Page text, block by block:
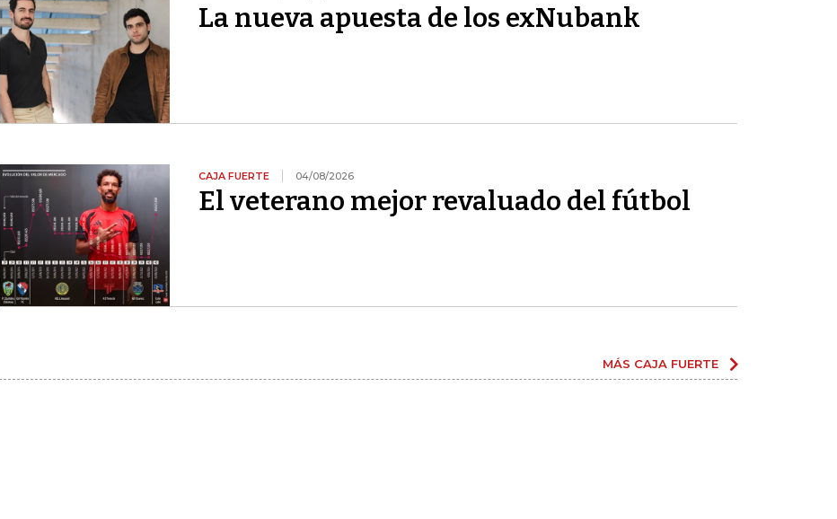
La nueva apuesta de los exNubank
CAJA FUERTE 04/08/2026
El veterano mejor revaluado del fútbol
MÁS CAJA FUERTE